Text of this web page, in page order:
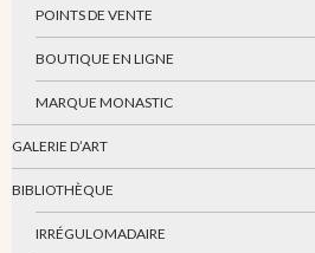
POINTS DE VENTE
BOUTIQUE EN LIGNE
MARQUE MONASTIC
GALERIE D’ART
BIBLIOTHÈQUE
IRRÉGULOMADAIRE